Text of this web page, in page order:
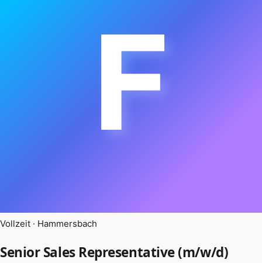
F
Vollzeit · Hammersbach
Senior Sales Representative (m/w/d)